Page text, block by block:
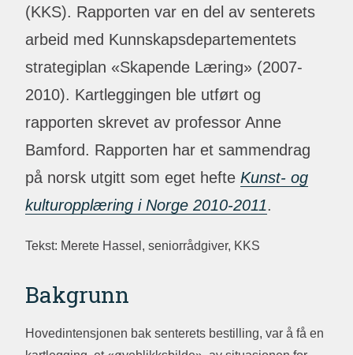
(KKS). Rapporten var en del av senterets
arbeid med Kunnskapsdepartementets
strategiplan «Skapende Læring» (2007-
2010). Kartleggingen ble utført og
rapporten skrevet av professor Anne
Bamford. Rapporten har et sammendrag
på norsk utgitt som eget hefte Kunst- og
kulturopplæring i Norge 2010-2011.
Tekst: Merete Hassel, seniorrådgiver, KKS
Bakgrunn
Hovedintensjonen bak senterets bestilling, var å få en